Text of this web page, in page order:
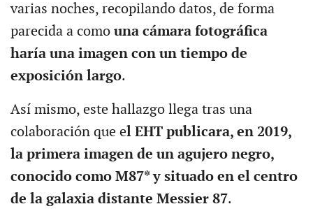
varias noches, recopilando datos, de forma
parecida a como una cámara fotográfica
haría una imagen con un tiempo de
exposición largo.
Así mismo, este hallazgo llega tras una
colaboración que el EHT publicara, en 2019,
la primera imagen de un agujero negro,
conocido como M87* y situado en el centro
de la galaxia distante Messier 87.